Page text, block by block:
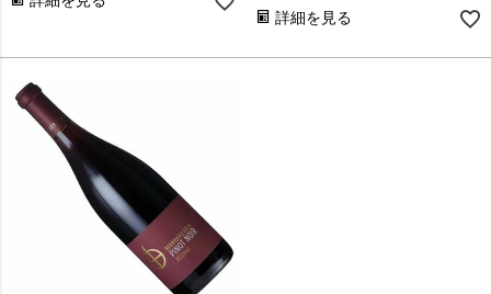
詳細を見る